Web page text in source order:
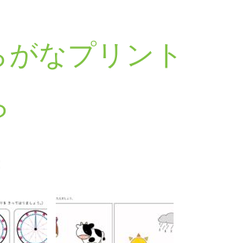
なプリント